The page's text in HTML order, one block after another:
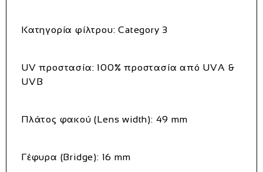
Κατηγορία φίλτρου: Category 3
UV προστασία: 100% προστασία από UVA &
UVB
Πλάτος φακού (Lens width): 49 mm
Γέφυρα (Bridge): 16 mm